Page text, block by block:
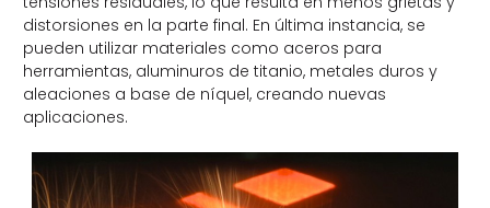
distorsiones en la parte final. En última instancia, se
pueden utilizar materiales como aceros para
herramientas, aluminuros de titanio, metales duros y
aleaciones a base de níquel, creando nuevas
aplicaciones.